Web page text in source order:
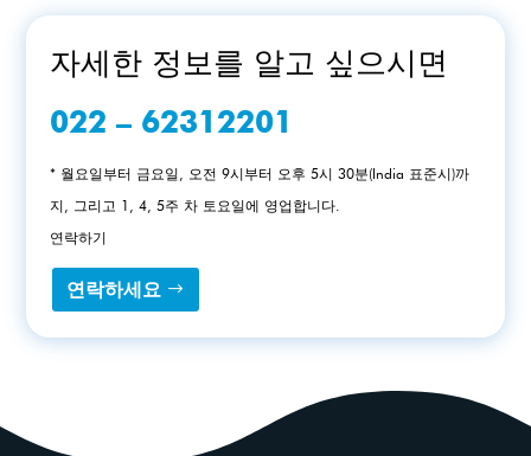
자세한 정보를 알고 싶으시면
022 – 62312201
* 월요일부터 금요일, 오전 9시부터 오후 5시 30분(India 표준시)까
지, 그리고 1, 4, 5주 차 토요일에 영업합니다.
연락하기
연락하세요